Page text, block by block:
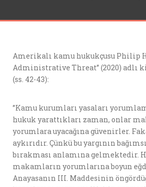
Amerikalı kamu hukukçusu Philip
Administrative Threat” (2020) adlı
(ss. 42-43):
”Kamu kurumları yasaları
hukuk yarattıkları zaman, onlar
yorumlara uyacağına güvenirler.
aykırıdır. Çünkü bu yargının
bırakması anlamına gelmektedir.
makamların yorumlarına boyun
Anayasanın III. Maddesinin